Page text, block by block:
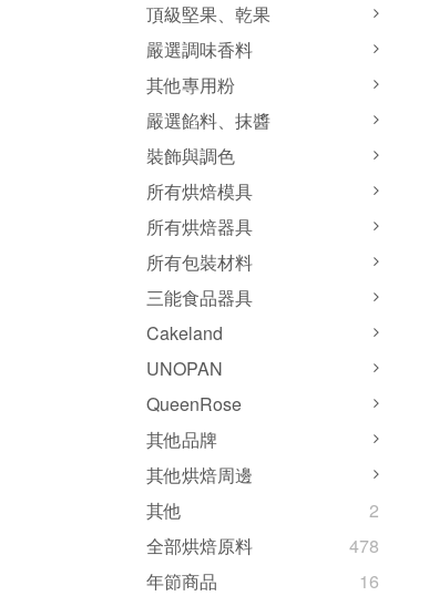
頂級堅果、乾果
嚴選調味香料
其他專用粉
嚴選餡料、抹醬
裝飾與調色
所有烘焙模具
所有烘焙器具
所有包裝材料
三能食品器具
Cakeland
UNOPAN
QueenRose
其他品牌
其他烘焙周邊
其他
2
全部烘焙原料
478
年節商品
16